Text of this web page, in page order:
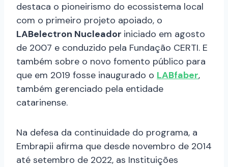
destaca o pioneirismo do ecossistema local
com o primeiro projeto apoiado, o
LABelectron Nucleador iniciado em agosto
de 2007 e conduzido pela Fundação CERTI. E
também sobre o novo fomento público para
que em 2019 fosse inaugurado o LABfaber,
também gerenciado pela entidade
catarinense.
Na defesa da continuidade do programa, a
Embrapii afirma que desde novembro de 2014
até setembro de 2022, as Instituições